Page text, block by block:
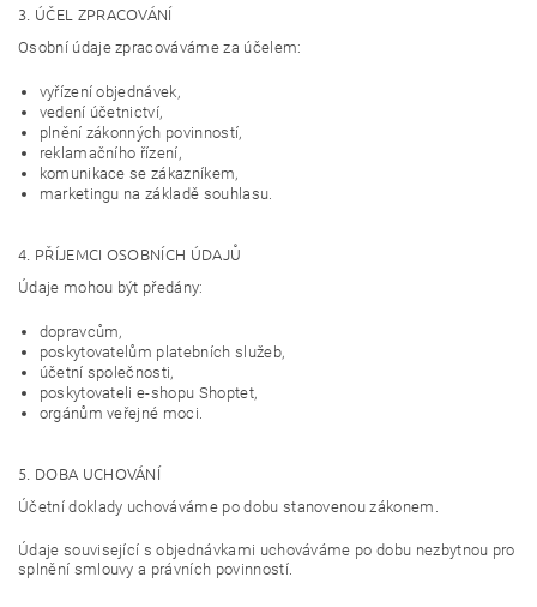
3. ÚČEL ZPRACOVÁNÍ
Osobní údaje zpracováváme za účelem:
vyřízení objednávek,
vedení účetnictví,
plnění zákonných povinností,
reklamačního řízení,
komunikace se zákazníkem,
marketingu na základě souhlasu.
4. PŘÍJEMCI OSOBNÍCH ÚDAJŮ
Údaje mohou být předány:
dopravcům,
poskytovatelům platebních služeb,
účetní společnosti,
poskytovateli e-shopu Shoptet,
orgánům veřejné moci.
5. DOBA UCHOVÁNÍ
Účetní doklady uchováváme po dobu stanovenou zákonem.
Údaje související s objednávkami uchováváme po dobu nezbytnou pro
splnění smlouvy a právních povinností.